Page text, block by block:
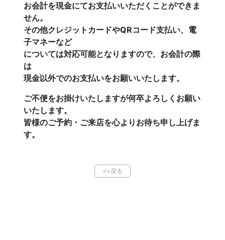
お会計を現金にてお支払いいただくことができま
せん。
その他クレジットカードやQRコード支払い、電
子マネーなど
については対応可能となりますので、お会計の際
は
現金以外でのお支払いをお願いいたします。
ご不便をお掛けいたしますが何卒よろしくお願い
いたします。
皆様のご予約・ご来店を心よりお待ち申し上げま
す。
<<戻る